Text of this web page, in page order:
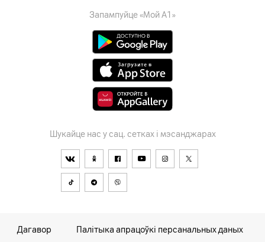
Запампуйце «Мой А1»
Шукайце нас у сац. сетках і мэсанджарах
Дагавор Палітыка апрацоўкі персанальных даных